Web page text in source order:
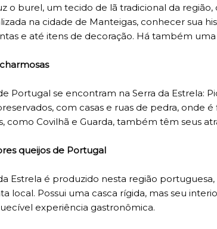
o burel, um tecido de lã tradicional da
na cidade de Manteigas, conhecer sua
e até itens de decoração. Há também
Portugal se encontram na Serra da Estrela:
com casas e ruas de pedra, onde
como Covilhã e Guarda, também têm seus
queijos de Portugal
Estrela é produzido nesta região
local. Possui uma casca rígida, mas seu
experiência gastronômica.